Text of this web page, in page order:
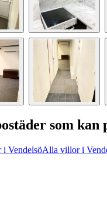
som kan
i VendelsöAlla villor i